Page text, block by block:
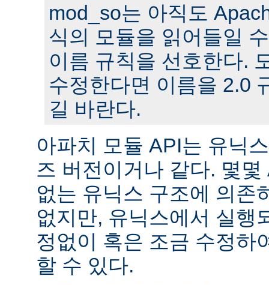
mod_so는 아직도
식의 모듈을 읽어들일
이름 규칙을 선호한다.
수정한다면 이름을 2.0
길 바란다.
아파치 모듈 API는 유닉
즈 버전이거나 같다. 몇
없는 유닉스 구조에 의존
없지만, 유닉스에서 실행
정없이 혹은 조금 수정하
할 수 있다.